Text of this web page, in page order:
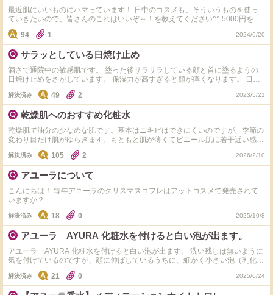
最近肌にいいものにハマっています！ 日中のコスメも、そういうものを使っ
ていきたいので、皆さんのこれはいいぞ～！を教えてください^^ 5000円を超
えないものをお願いします（コスパがいいものは除いて） ちなみにタグのも
のが気に入ってます！
94 1 2024/6/20
サラッとしている日焼け止め
酒さで通院中の敏感肌です。 塗った後サラサラしている顔と首に塗るようの
日焼け止めをさがしています。 保湿力が高すぎると顔が痒くなります。 日焼
け止め特有のの匂いが苦手です。 アスタリフトのuv下地はつかえます。 タグ
をつけてほしいです。よろしくお願いします。 アユーラの日焼け止めはだめ
でした。
解決済み 49 2 2023/5/21
乾燥肌へのおすすめ化粧水
乾燥肌で油分の少なめな肌です。基本はニキビはできにくいのですが、季節の
変わり目だけ肌がゆらぎます。もともと肌が薄くてビニール肌に若干近い感じ
なので、触るとベタついていないのにペカっと艶が見えることがあるので健康
な肌状態ではないのかなあと思っています。今はソフィーナiPの角層トリート
メント基礎化粧液を使っていて、大きな不満はないのですが、何か他にいいも
のがあれば教えて欲しいです。イプサのタイムアクアはシャバシャバ系で私に
は少し保湿力が物足りなく感じました。今アユーラのリズムコンセントレート
ウォーターやアクセーヌのモイストバランスローションが気になっています。
何かおすすめあれば使い心地など詳しく教えて欲しいです。
解決済み 105 2 2026/2/10
アユーラについて
こんにちは！ 毎年アユーラのクリスマスコフレはアットコスメで発売されて
いますか？
解決済み 18 0 2025/10/8
アユーラ AYURA 化粧水を付けると白い泡が出ます。
アユーラ AYURA 化粧水を付けると白い泡が出ます。 洗い残しは無いように
気を付けているのですが、顔に伸ばしているうちに、細かく小さい泡（乳化）
のようなものが出てきます。問題ありませんでしょうか？
解決済み 21 0 2025/6/24